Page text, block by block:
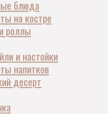
блюда
на костре
роллы
и настойки
напитков
десерт